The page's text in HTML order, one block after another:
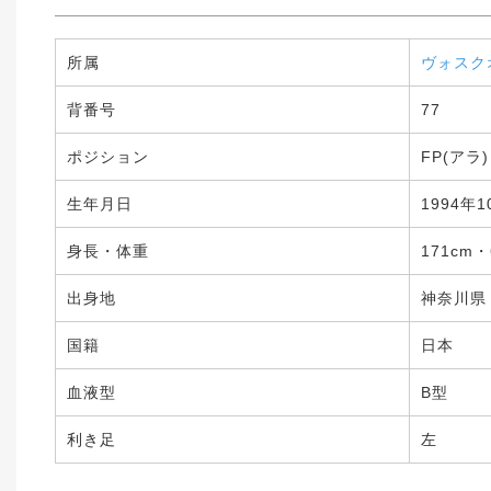
所属 ヴォスク
背番号 77
ポジション FP(アラ)
生年月日 1994年
身長・体重 171cm
出身地 神奈川県
国籍 日本
血液型 B型
利き足 左